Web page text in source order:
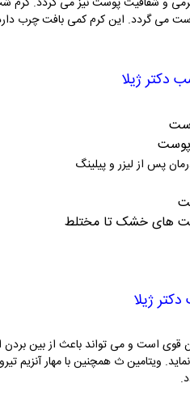
می گردد. این کرم کمی بافت چرب
دکتر ژیلا
پوست
پس از لیزر و پیلینگ
های خشک تا مختلط
ژیلا
است و می تواند باعث از بین بردن
ویتامین ث همچنین با مهار آنزیم